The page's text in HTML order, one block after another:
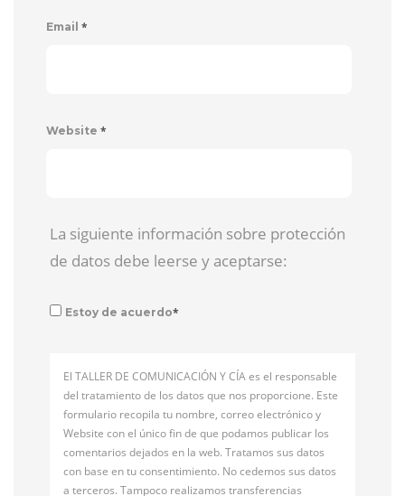
Email *
Website *
La siguiente información sobre protección
de datos debe leerse y aceptarse:
Estoy de acuerdo*
El TALLER DE COMUNICACIÓN Y CÍA es el responsable
del tratamiento de los datos que nos proporcione. Este
formulario recopila tu nombre, correo electrónico y
Website con el único fin de que podamos publicar los
comentarios dejados en la web. Tratamos sus datos
con base en tu consentimiento. No cedemos sus datos
a terceros. Tampoco realizamos transferencias